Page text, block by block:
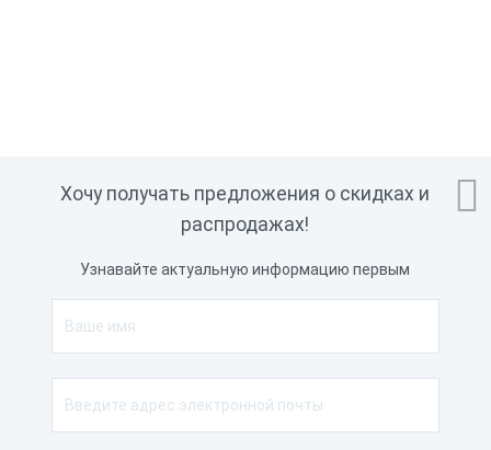

Хочу получать предложения о скидках и
распродажах!
Узнавайте актуальную информацию первым